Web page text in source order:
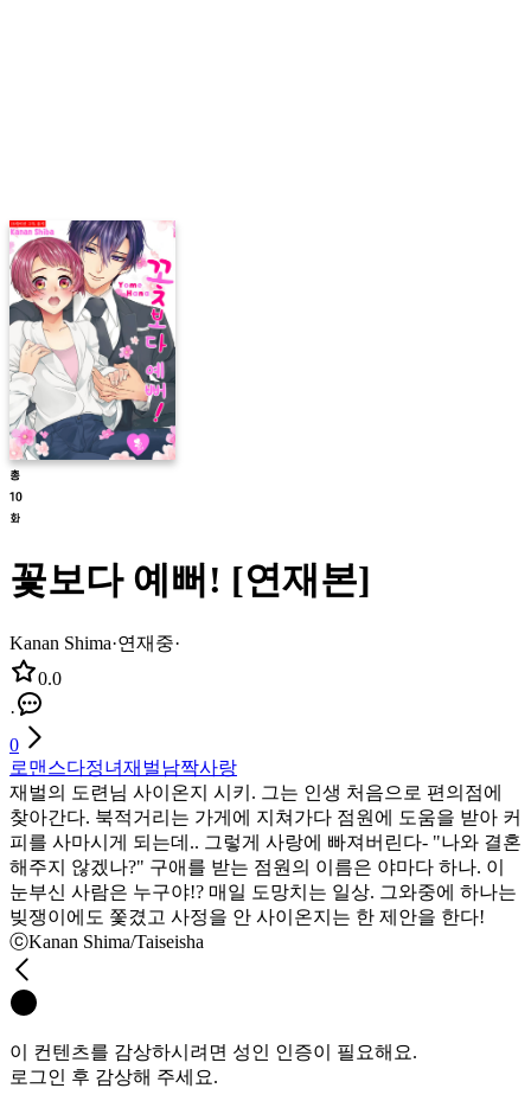
꽃보다 예뻐! [연재본]
Kanan Shima·연재중·
0.0
·
0
로맨스다정녀재벌남짝사랑
재벌의 도련님 사이온지 시키. 그는 인생 처음으로 편의점에
찾아간다. 북적거리는 가게에 지쳐가다 점원에 도움을 받아 커
피를 사마시게 되는데.. 그렇게 사랑에 빠져버린다- "나와 결혼
해주지 않겠나?" 구애를 받는 점원의 이름은 야마다 하나. 이
눈부신 사람은 누구야!? 매일 도망치는 일상. 그와중에 하나는
빚쟁이에도 쫓겼고 사정을 안 사이온지는 한 제안을 한다!
ⓒKanan Shima/Taiseisha
이 컨텐츠를 감상하시려면 성인 인증이 필요해요.
로그인 후 감상해 주세요.